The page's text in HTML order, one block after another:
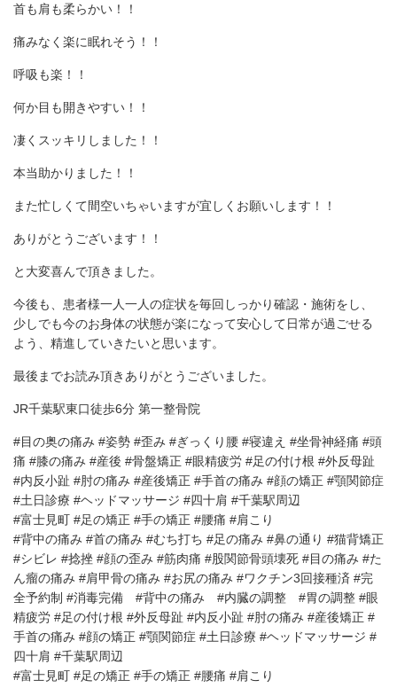
首も肩も柔らかい！！
痛みなく楽に眠れそう！！
呼吸も楽！！
何か目も開きやすい！！
凄くスッキリしました！！
本当助かりました！！
また忙しくて間空いちゃいますが宜しくお願いします！！
ありがとうございます！！
と大変喜んで頂きました。
今後も、患者様一人一人の症状を毎回しっかり確認・施術をし、
少しでも今のお身体の状態が楽になって安心して日常が過ごせる
よう、精進していきたいと思います。
最後までお読み頂きありがとうございました。
JR千葉駅東口徒歩6分 第一整骨院
#目の奥の痛み #姿勢 #歪み #ぎっくり腰 #寝違え #坐骨神経痛 #頭
痛 #膝の痛み #産後 #骨盤矯正 #眼精疲労 #足の付け根 #外反母趾
#内反小趾 #肘の痛み #産後矯正 #手首の痛み #顔の矯正 #顎関節症
#土日診療 #ヘッドマッサージ #四十肩 #千葉駅周辺
#富士見町 #足の矯正 #手の矯正 #腰痛 #肩こり
#背中の痛み #首の痛み #むち打ち #足の痛み #鼻の通り #猫背矯正
#シビレ #捻挫 #顔の歪み #筋肉痛 #股関節骨頭壊死 #目の痛み #た
ん瘤の痛み #肩甲骨の痛み #お尻の痛み #ワクチン3回接種済 #完
全予約制 #消毒完備 #背中の痛み #内臓の調整 #胃の調整 #眼
精疲労 #足の付け根 #外反母趾 #内反小趾 #肘の痛み #産後矯正 #
手首の痛み #顔の矯正 #顎関節症 #土日診療 #ヘッドマッサージ #
四十肩 #千葉駅周辺
#富士見町 #足の矯正 #手の矯正 #腰痛 #肩こり